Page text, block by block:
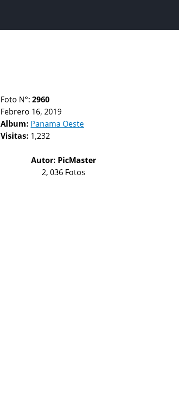
Foto N°: 2960
Febrero 16, 2019
Album: Panama Oeste
Visitas: 1,232
Autor: PicMaster
2, 036 Fotos